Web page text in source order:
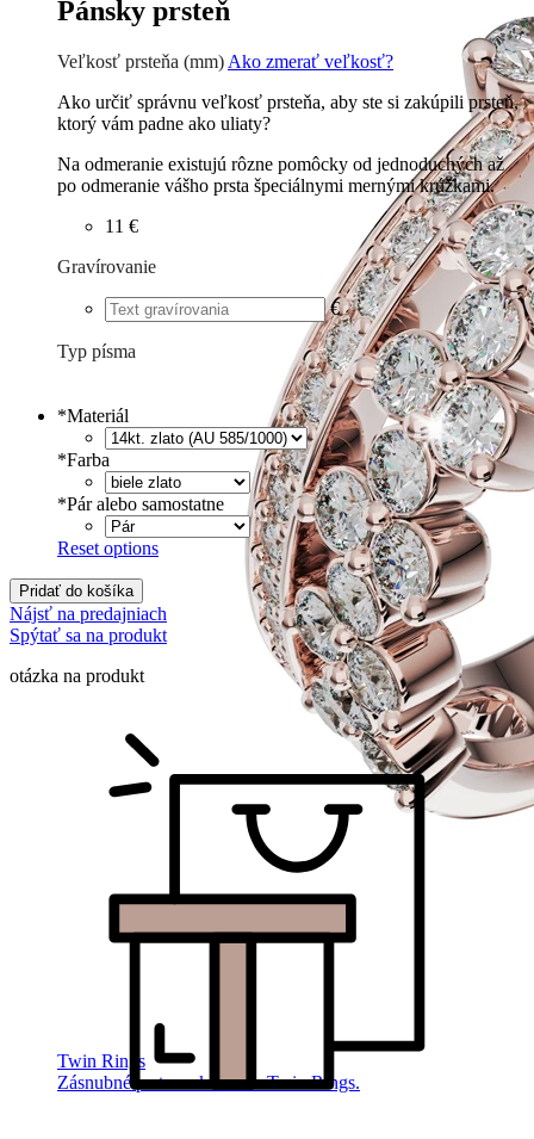
Twin Rings
Zásnubné prstne z kolekcie Twin Rings.
Pánsky prsteň
Veľkosť prsteňa (mm) Ako zmerať veľkosť?
Ako určiť správnu veľkosť prsteňa, aby ste si zakúpili prsteň,
ktorý vám padne ako uliaty?
Na odmeranie existujú rôzne pomôcky od jednoduchých až
po odmeranie vášho prsta špeciálnymi mernými krúžkami.
11 €
Gravírovanie
€
Typ písma
Písané €
*Materiál
*Farba
*Pár alebo samostatne
Reset options
Pridať do košíka
Nájsť na predajniach
Spýtať sa na produkt
otázka na produkt